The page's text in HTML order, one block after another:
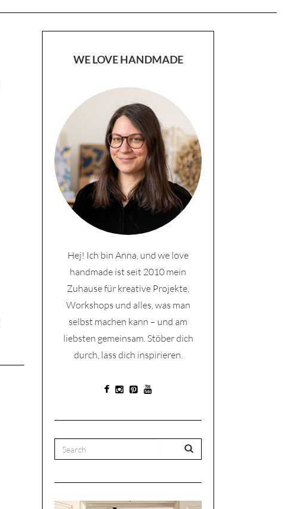
WE LOVE HANDMADE
Hej! Ich bin Anna, und we love
handmade ist seit 2010 mein
Zuhause für kreative Projekte,
Workshops und alles, was man
selbst machen kann – und am
liebsten gemeinsam. Stöber dich
durch, lass dich inspirieren.